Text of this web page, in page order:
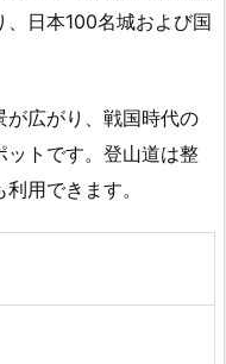
日本100名城および国
が広がり、戦国時代の
ットです。登山道は整
用できます。